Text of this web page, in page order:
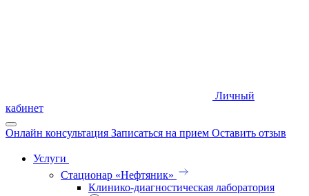
Личный
кабинет
Онлайн консультация Записаться на прием Оставить отзыв
Услуги
Стационар «Нефтяник»
Клинико-диагностическая лаборатория